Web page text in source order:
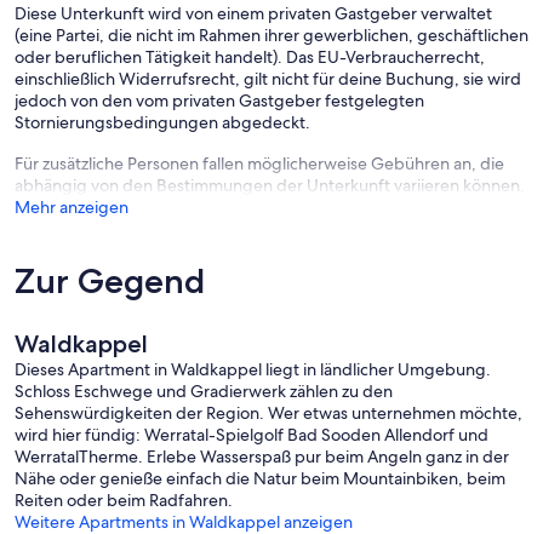
Diese Unterkunft wird von einem privaten Gastgeber verwaltet
(eine Partei, die nicht im Rahmen ihrer gewerblichen, geschäftlichen
oder beruflichen Tätigkeit handelt). Das EU-Verbraucherrecht,
einschließlich Widerrufsrecht, gilt nicht für deine Buchung, sie wird
jedoch von den vom privaten Gastgeber festgelegten
Stornierungsbedingungen abgedeckt.
Für zusätzliche Personen fallen möglicherweise Gebühren an, die
abhängig von den Bestimmungen der Unterkunft variieren können.
Mehr anzeigen
Zur Gegend
Waldkappel
Dieses Apartment in Waldkappel liegt in ländlicher Umgebung.
Schloss Eschwege und Gradierwerk zählen zu den
Sehenswürdigkeiten der Region. Wer etwas unternehmen möchte,
wird hier fündig: Werratal-Spielgolf Bad Sooden Allendorf und
WerratalTherme. Erlebe Wasserspaß pur beim Angeln ganz in der
Nähe oder genieße einfach die Natur beim Mountainbiken, beim
Reiten oder beim Radfahren.
Weitere Apartments in Waldkappel anzeigen